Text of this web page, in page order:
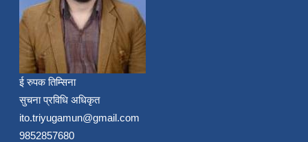
ई रुपक तिम्सिना
सुचना प्रविधि अधिकृत
ito.triyugamun@gmail.com
9852857680